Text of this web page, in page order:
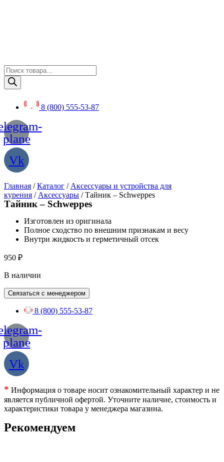
Поиск
товаров
8 (800) 555-53-87
plane
Vk
Главная /Каталог / Аксессуары и устройства для
курения / Аксессуары / Тайник – Schweppes
Тайник – Schweppes
Изготовлен из оригинала
Полное сходство по внешним признакам и весу
Внутри жидкость и герметичный отсек
950 ₽
В наличии
Связаться с менеджером
8 (800) 555-53-87
plane
Vk
* Информация о товаре носит ознакомительный характер и не
является публичной офертой. Уточните наличие, стоимость и
характеристики товара у менеджера магазина.
Рекомендуем